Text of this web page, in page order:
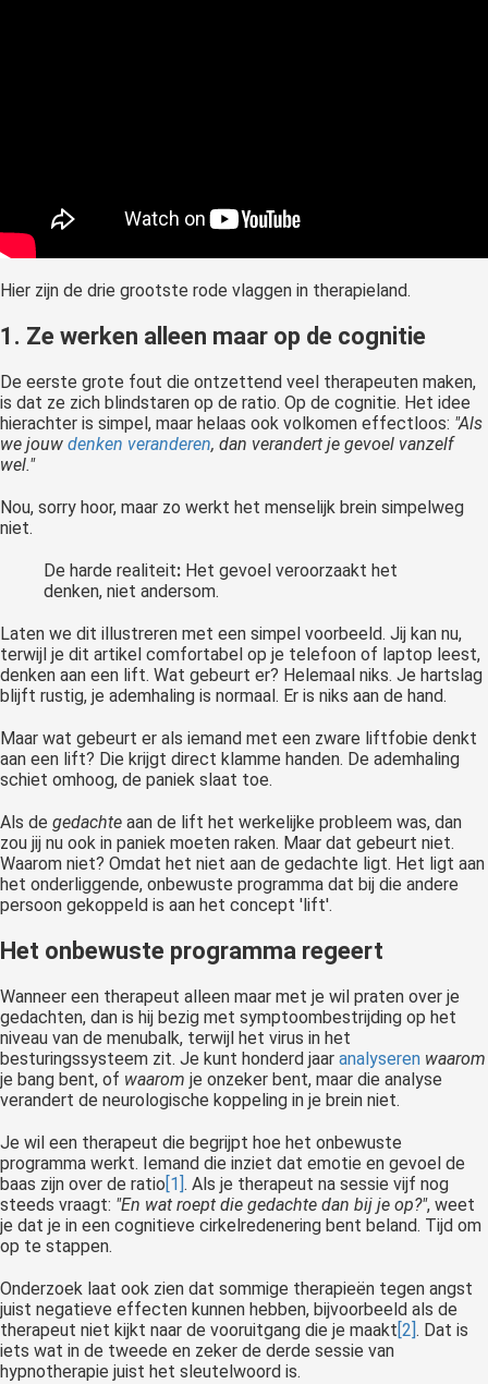
Hier zijn de drie grootste rode vlaggen in therapieland.
1. Ze werken alleen maar op de cognitie
De eerste grote fout die ontzettend veel therapeuten maken,
is dat ze zich blindstaren op de ratio. Op de cognitie. Het idee
hierachter is simpel, maar helaas ook volkomen effectloos: "Als
we jouw denken veranderen, dan verandert je gevoel vanzelf
wel."
Nou, sorry hoor, maar zo werkt het menselijk brein simpelweg
niet.
De harde realiteit: Het gevoel veroorzaakt het
denken, niet andersom.
Laten we dit illustreren met een simpel voorbeeld. Jij kan nu,
terwijl je dit artikel comfortabel op je telefoon of laptop leest,
denken aan een lift. Wat gebeurt er? Helemaal niks. Je hartslag
blijft rustig, je ademhaling is normaal. Er is niks aan de hand.
Maar wat gebeurt er als iemand met een zware liftfobie denkt
aan een lift? Die krijgt direct klamme handen. De ademhaling
schiet omhoog, de paniek slaat toe.
Als de gedachte aan de lift het werkelijke probleem was, dan
zou jij nu ook in paniek moeten raken. Maar dat gebeurt niet.
Waarom niet? Omdat het niet aan de gedachte ligt. Het ligt aan
het onderliggende, onbewuste programma dat bij die andere
persoon gekoppeld is aan het concept 'lift'.
Het onbewuste programma regeert
Wanneer een therapeut alleen maar met je wil praten over je
gedachten, dan is hij bezig met symptoombestrijding op het
niveau van de menubalk, terwijl het virus in het
besturingssysteem zit. Je kunt honderd jaar analyseren waarom
je bang bent, of waarom je onzeker bent, maar die analyse
verandert de neurologische koppeling in je brein niet.
Je wil een therapeut die begrijpt hoe het onbewuste
programma werkt. Iemand die inziet dat emotie en gevoel de
baas zijn over de ratio [1] . Als je therapeut na sessie vijf nog
steeds vraagt: "En wat roept die gedachte dan bij je op?", weet
je dat je in een cognitieve cirkelredenering bent beland. Tijd om
op te stappen.
Onderzoek laat ook zien dat sommige therapieën tegen angst
juist negatieve effecten kunnen hebben, bijvoorbeeld als de
therapeut niet kijkt naar de vooruitgang die je maakt [2] . Dat is
iets wat in de tweede en zeker de derde sessie van
hypnotherapie juist het sleutelwoord is.